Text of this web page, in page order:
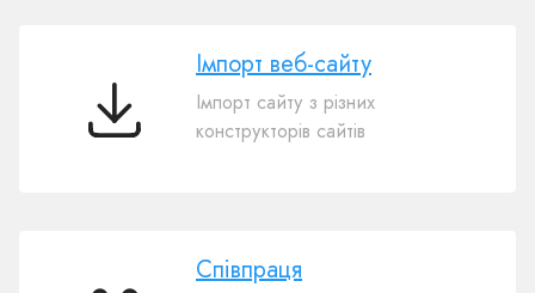
Імпорт
Імпорт веб-сайту
Імпорт сайту з різних
конструкторів сайтів
Співпраця